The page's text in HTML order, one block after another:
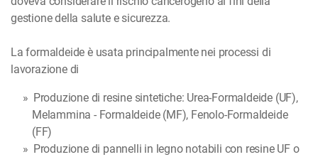
gestione della salute e sicurezza.
La formaldeide è usata principalmente nei processi di
lavorazione di
Produzione di resine sintetiche: Urea-Formaldeide (UF),
Melammina - Formaldeide (MF), Fenolo-Formaldeide
(FF)
Produzione di pannelli in legno notabili con resine UF o